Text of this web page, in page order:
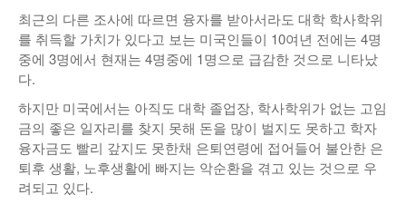
최근의 다른 조사에 따르면 융자를 받아서라도 대학 학사학위
를 취득할 가치가 있다고 보는 미국인들이 10여년 전에는 4명
중에 3명에서 현재는 4명중에 1명으로 급감한 것으로 니타났
다.
하지만 미국에서는 아직도 대학 졸업장, 학사학위가 없는 고임
금의 좋은 일자리를 찾지 못해 돈을 많이 벌지도 못하고 학자
융자금도 빨리 갚지도 못한채 은퇴연령에 접어들어 불안한 은
퇴후 생활, 노후생활에 빠지는 악순환을 겪고 있는 것으로 우
려되고 있다.